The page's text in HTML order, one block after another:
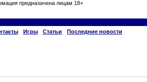
предназачена лицам 18+
Игры Статьи Последние новости